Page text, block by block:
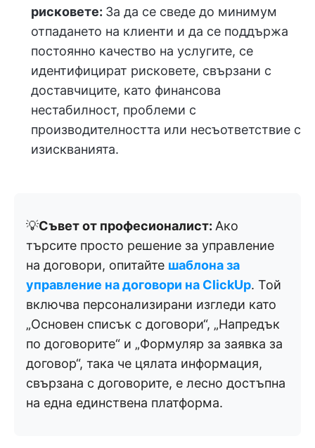
рисковете: За да се сведе до минимум
отпадането на клиенти и да се поддържа
постоянно качество на услугите, се
идентифицират рисковете, свързани с
доставчиците, като финансова
нестабилност, проблеми с
производителността или несъответствие с
изискванията.
💡Съвет от професионалист: Ако
търсите просто решение за управление
на договори, опитайте шаблона за
управление на договори на ClickUp. Той
включва персонализирани изгледи като
„Основен списък с договори“, „Напредък
по договорите“ и „Формуляр за заявка за
договор“, така че цялата информация,
свързана с договорите, е лесно достъпна
на една единствена платформа.